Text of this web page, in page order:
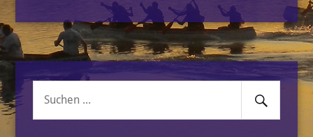
Suche
Senden